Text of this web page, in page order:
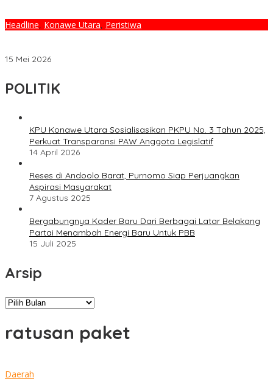
Headline, Konawe Utara, Peristiwa
15 Mei 2026
POLITIK
KPU Konawe Utara Sosialisasikan PKPU No. 3 Tahun 2025,
Perkuat Transparansi PAW Anggota Legislatif
14 April 2026
Reses di Andoolo Barat, Purnomo Siap Perjuangkan
Aspirasi Masyarakat
7 Agustus 2025
Bergabungnya Kader Baru Dari Berbagai Latar Belakang
Partai Menambah Energi Baru Untuk PBB
15 Juli 2025
Arsip
Arsip
ratusan paket
Daerah